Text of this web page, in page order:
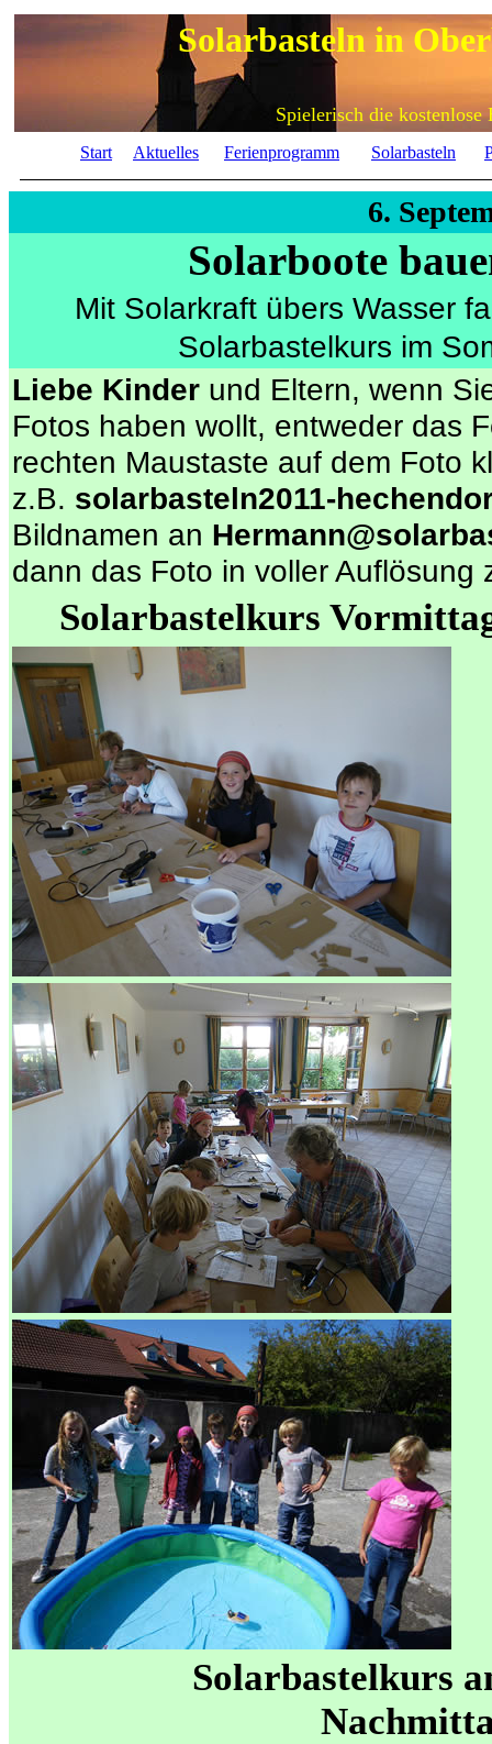
Solarbasteln in
Spielerisch die
Start Aktuelles Ferienprogramm Solarbasteln
6.
Solarboote
Mit Solarkraft übers Wasser
Solarbastelkurs im
Liebe Kinder und Eltern, wenn
Fotos haben wollt, entweder das
rechten Maustaste auf dem Foto
z.B. solarbasteln2011-
Bildnamen an
dann das Foto in voller Auflösung
Solarbastelkurs
Solarbastelkurs